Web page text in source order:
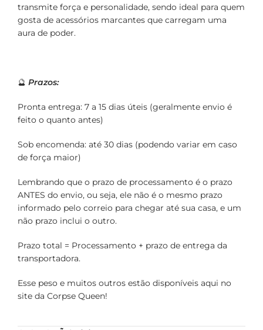
transmite força e personalidade, sendo ideal para quem
gosta de acessórios marcantes que carregam uma
aura de poder.
🔮 Prazos:
Pronta entrega: 7 a 15 dias úteis (geralmente envio é
feito o quanto antes)
Sob encomenda: até 30 dias (podendo variar em caso
de força maior)
Lembrando que o prazo de processamento é o prazo
ANTES do envio, ou seja, ele não é o mesmo prazo
informado pelo correio para chegar até sua casa, e um
não prazo inclui o outro.
Prazo total = Processamento + prazo de entrega da
transportadora.
Esse peso e muitos outros estão disponíveis aqui no
site da Corpse Queen!